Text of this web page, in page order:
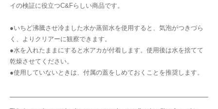
イの検証に役立つC&Fらしい商品です。
●いちど沸騰させ冷ました水か蒸留水を使用すると、気泡がつきづら
く、よりクリアーに観察できます。
●水を入れたままにすると水アカが付着します。使用後は水を捨てて
乾燥させてください。
●使用していないときは、付属の蓋をしめておくことを推奨します。